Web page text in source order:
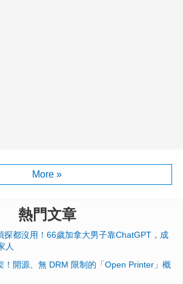
More »
熱門文章
探都沒用！66歲加拿大男子靠ChatGPT，成
人
！開源、無 DRM 限制的「Open Printer」概